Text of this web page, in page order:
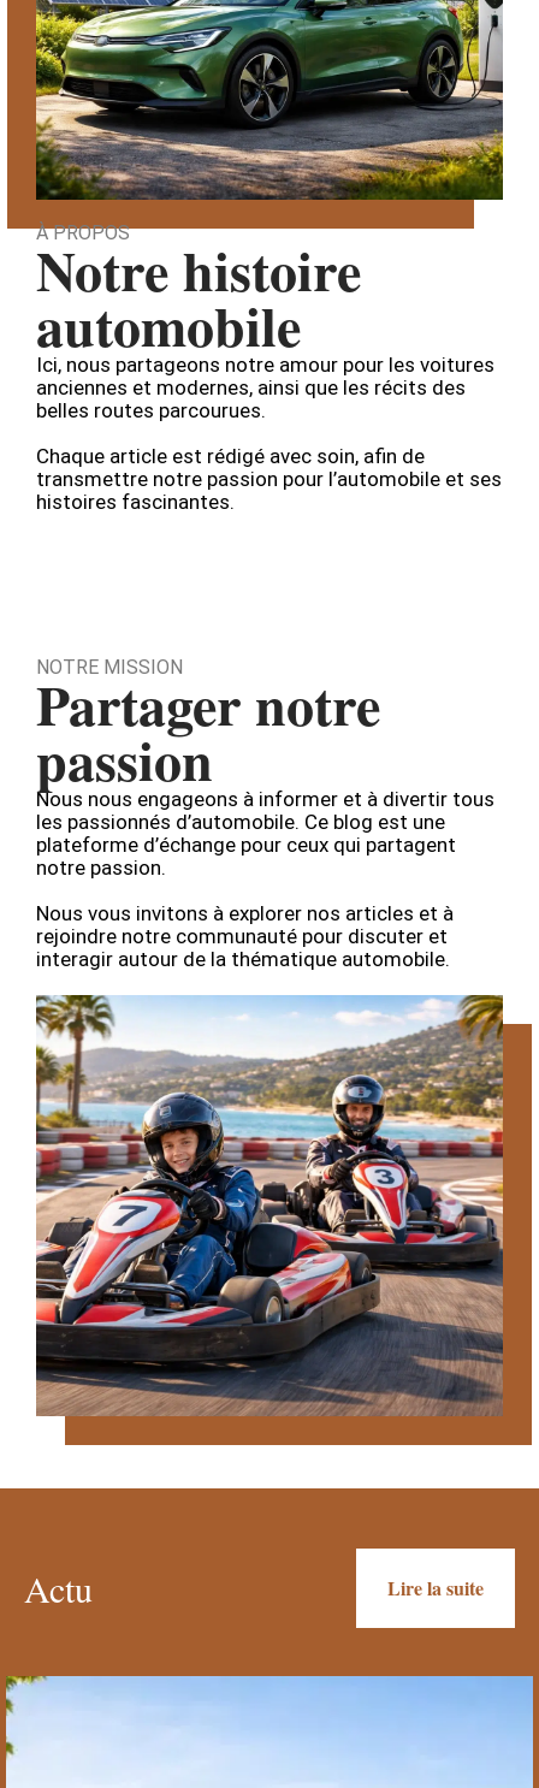
À PROPOS
Notre histoire
automobile
Ici, nous partageons notre amour pour les voitures
anciennes et modernes, ainsi que les récits des
belles routes parcourues.
Chaque article est rédigé avec soin, afin de
transmettre notre passion pour l’automobile et ses
histoires fascinantes.
NOTRE MISSION
Partager notre
passion
Nous nous engageons à informer et à divertir tous
les passionnés d’automobile. Ce blog est une
plateforme d’échange pour ceux qui partagent
notre passion.
Nous vous invitons à explorer nos articles et à
rejoindre notre communauté pour discuter et
interagir autour de la thématique automobile.
Actu Lire la suite